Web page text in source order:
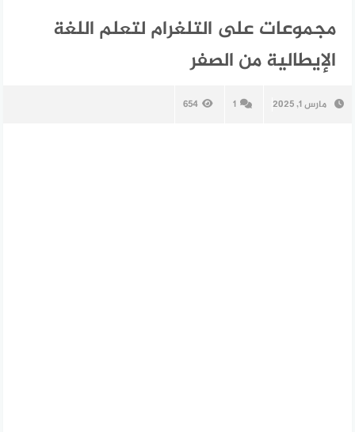
مجموعات على التلغرام لتعلم اللغة
الإيطالية من الصفر
مارس 1, 2025 1
654